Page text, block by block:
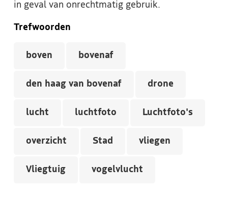
in geval van onrechtmatig gebruik.
Trefwoorden
boven bovenaf
den haag van bovenaf drone
lucht luchtfoto Luchtfoto's
overzicht Stad vliegen
Vliegtuig vogelvlucht